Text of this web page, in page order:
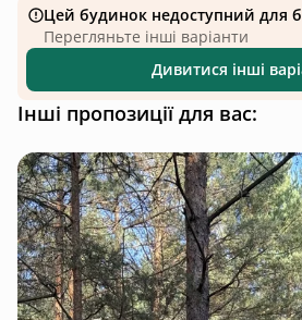
Цей будинок недоступний для
Перегляньте інші варіанти
Дивитися інші
Інші пропозиції для вас: